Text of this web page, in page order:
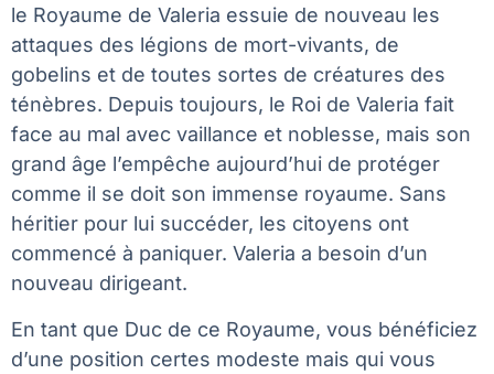
le Royaume de Valeria essuie de nouveau les
attaques des légions de mort-vivants, de
gobelins et de toutes sortes de créatures des
ténèbres. Depuis toujours, le Roi de Valeria fait
face au mal avec vaillance et noblesse, mais son
grand âge l’empêche aujourd’hui de protéger
comme il se doit son immense royaume. Sans
héritier pour lui succéder, les citoyens ont
commencé à paniquer. Valeria a besoin d’un
nouveau dirigeant.
En tant que Duc de ce Royaume, vous bénéficiez
d’une position certes modeste mais qui vous